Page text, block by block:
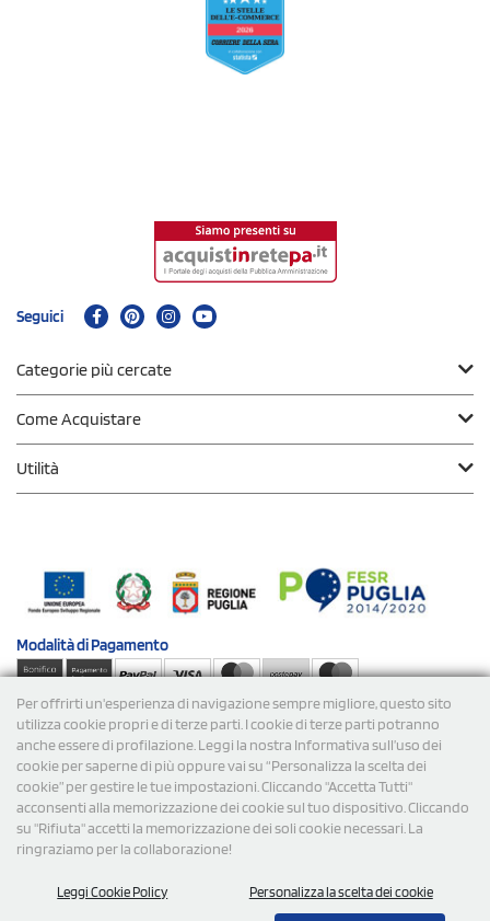
Per offrirti un'esperienza di navigazione sempre migliore, questo sito
utilizza cookie propri e di terze parti. I cookie di terze parti potranno
anche essere di profilazione. Leggi la nostra Informativa sull’uso dei
cookie per saperne di più oppure vai su “Personalizza la scelta dei
cookie” per gestire le tue impostazioni. Cliccando "Accetta Tutti"
acconsenti alla memorizzazione dei cookie sul tuo dispositivo. Cliccando
su "Rifiuta" accetti la memorizzazione dei soli cookie necessari. La
ringraziamo per la collaborazione!
Leggi Cookie Policy Personalizza la scelta dei cookie
Seguici
Categorie più cercate
Come Acquistare
Utilità
Modalità diPagamento
Spedizioni
P.Iva/C.F. 09734470967 - N° Rea MI-2110632